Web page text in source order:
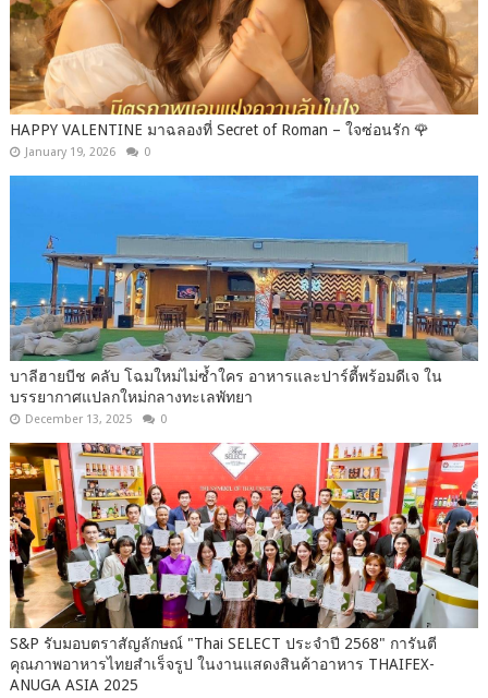
HAPPY VALENTINE มาฉลองที่ Secret of Roman – ใจซ่อนรัก 🌹
January 19, 2026 0
บาลีฮายบีช คลับ โฉมใหม่ไม่ซ้ำใคร อาหารและปาร์ตี้พร้อมดีเจ ใน
บรรยากาศแปลกใหม่กลางทะเลพัทยา
December 13, 2025 0
S&P รับมอบตราสัญลักษณ์ "Thai SELECT ประจำปี 2568" การันตี
คุณภาพอาหารไทยสำเร็จรูป ในงานแสดงสินค้าอาหาร THAIFEX-
ANUGA ASIA 2025